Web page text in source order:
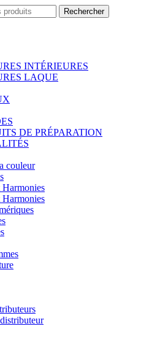
Rechercher
INTÉRIEURES
LAQUE
DE PRÉPARATION
couleur
Harmonies
Harmonies